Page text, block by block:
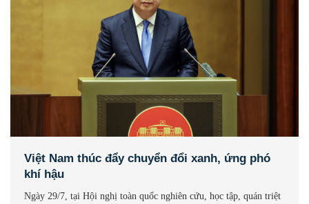
Việt Nam thúc đẩy chuyển đổi xanh, ứng phó
khí hậu
Ngày 29/7, tại Hội nghị toàn quốc nghiên cứu, học tập, quán triệt